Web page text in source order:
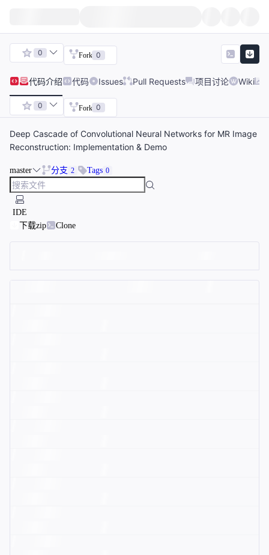
0 Fork 0
代码介绍 代码 Issues Pull Requests 项目讨论 Wiki
0 Fork 0
Deep Cascade of Convolutional Neural Networks for MR Image
Reconstruction: Implementation & Demo
master 分支 2 Tags 0
IDE
下载zip
Clone